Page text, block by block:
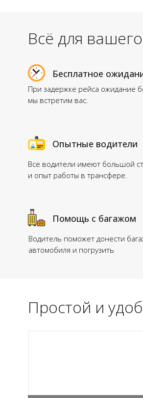
При задержке рейса ожидание
мы встретим вас.
Водитель поможет донести
автомобиля и погрузить
Бесплатное
Помощь с багажом
Все водители имеют большой
и опыт работы в трансфере.
Опытные водители
Всё для
Простой и